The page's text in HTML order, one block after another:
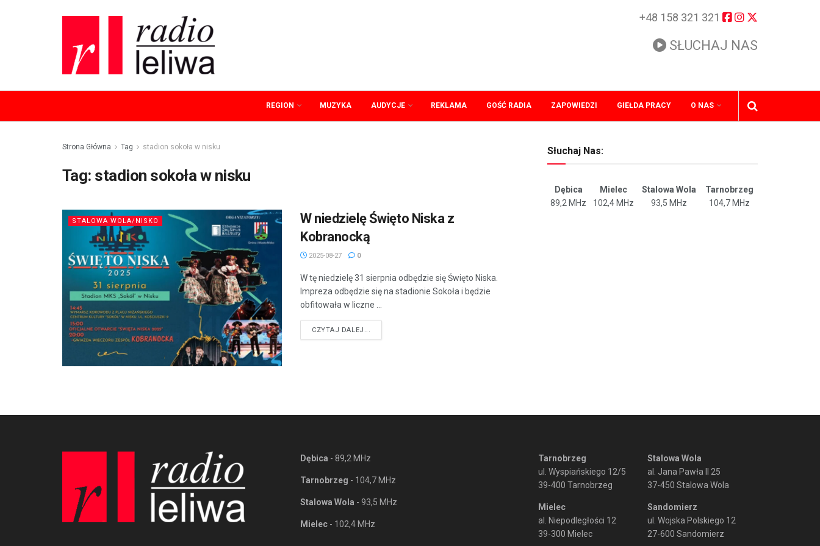
+48 158 321 321
SŁUCHAJ NAS
REGION MUZYKA AUDYCJE REKLAMA GOŚĆ RADIA ZAPOWIEDZI GIEŁDA PRACY O NAS
Strona Główna Tag stadion sokoła w nisku
Tag: stadion sokoła w nisku
STALOWA WOLA/NISKO
W niedzielę Święto Niska z
Kobranocką
2025-08-27 0
W tę niedzielę 31 sierpnia odbędzie się Święto Niska.
Impreza odbędzie się na stadionie Sokoła i będzie
obfitowała w liczne ...
CZYTAJ DALEJ...
Słuchaj Nas:
Dębica Mielec Stalowa Wola
Tarnobrzeg
89,2 MHz
102,4 MHz 93,5 MHz 104,7 MHz
Dębica - 89,2 MHz
Tarnobrzeg - 104,7 MHz
Stalowa Wola - 93,5 MHz
Mielec - 102,4 MHz
Tarnobrzeg
ul. Wyspiańskiego 12/5
39-400 Tarnobrzeg
Mielec
al. Niepodległości 12
39-300 Mielec
Stalowa Wola
al. Jana Pawła II 25
37-450 Stalowa Wola
Sandomierz
ul. Wojska Polskiego 12
27-600 Sandomierz